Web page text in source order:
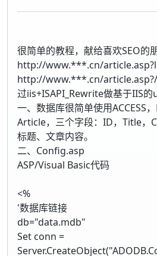
很简单的教程，献给喜欢SEO的
http://www.***.cn/
http://www.***.cn/
过iis+ISAPI_Rewrite做基于IIS
一、数据库很简单使用ACCESS
Article，三个字段：ID，Title，
标题、文章内容。
二、Config.asp
ASP/Visual Basic代码
<%
'数据库链接
db="data.mdb"
Set conn =